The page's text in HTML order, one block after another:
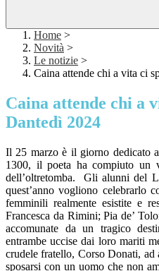
Home >
Novità >
Le notizie >
Caina attende chi a vita ci
Caina attende chi a
Dantedì 2024
Il 25 marzo è il giorno dedicato
1300, il poeta ha compiuto un
dell’oltretomba.
Gli alunni del
quest’anno vogliono celebrarlo
femminili realmente esistite e
Francesca da Rimini; Pia de’
accomunate da un tragico
entrambe uccise dai loro mariti
crudele fratello, Corso Donati, ad
sposarsi con un uomo che non